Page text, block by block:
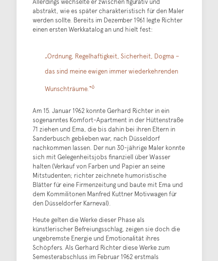
abstrakt, wie es später charakteristisch für den Maler
werden sollte. Bereits im Dezember 1961 legte Richter
einen ersten Werkkatalog an und hielt fest:
„Ordnung, Regelhaftigkeit, Sicherheit, Dogma –
das sind meine ewigen immer wiederkehrenden
Wunschträume.“6
Am 15. Januar 1962 konnte Gerhard Richter in ein
sogenanntes Komfort-Apartment in der Hüttenstraße
71 ziehen und Ema, die bis dahin bei ihren Eltern in
Sanderbusch geblieben war, nach Düsseldorf
nachkommen lassen. Der nun 30-jährige Maler konnte
sich mit Gelegenheitsjobs finanziell über Wasser
halten (Verkauf von Farben und Papier an seine
Mitstudenten; richter zeichnete humoristische
Blätter für eine Firmenzeitung und baute mit Ema und
dem Kommilitonen Manfred Kuttner Motivwagen für
den Düsseldorfer Karneval).
Heute gelten die Werke dieser Phase als
künstlerischer Befreiungsschlag, zeigen sie doch die
ungebremste Energie und Emotionalität ihres
Schöpfers. Als Gerhard Richter diese Werke zum
Semesterabschluss im Februar 1962 erstmals